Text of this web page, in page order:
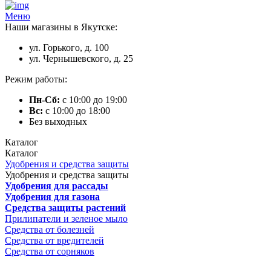
Меню
Наши магазины в Якутске:
ул. Горького, д. 100
ул. Чернышевского, д. 25
Режим работы:
Пн-Сб: с 10:00 до 19:00
Вс: с 10:00 до 18:00
Без выходных
Каталог
Каталог
Удобрения и средства защиты
Удобрения и средства защиты
Удобрения для рассады
Удобрения для газона
Средства защиты растений
Прилипатели и зеленое мыло
Средства от болезней
Средства от вредителей
Средства от сорняков